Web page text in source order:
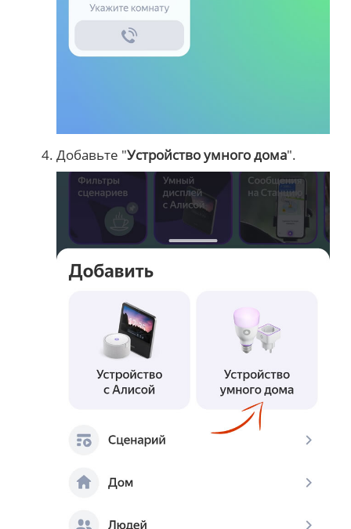
Добавьте "Устройство умного дома".